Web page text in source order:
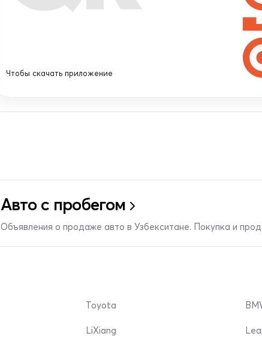
Чтобы скачать приложение
Авто с пробегом
Объявления о продаже авто в Узбекситане. Покупка и
Toyota
LiXiang